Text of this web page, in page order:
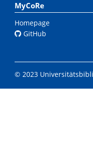
MyCoRe
Homepage
GitHub
© 2023